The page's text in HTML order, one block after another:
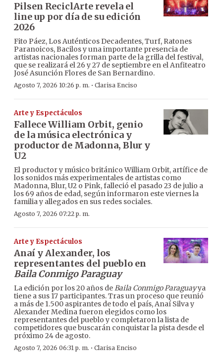
Pilsen ReciclArte revela el
line up por día de su edición
2026
Fito Páez, Los Auténticos Decadentes, Turf, Ratones
Paranoicos, Bacilos y una importante presencia de
artistas nacionales forman parte de la grilla del festival,
que se realizará el 26 y 27 de septiembre en el Anfiteatro
José Asunción Flores de San Bernardino.
Agosto 7, 2026 10:26 p. m. · Clarisa Enciso
Arte y Espectáculos
Fallece William Orbit, genio
de la música electrónica y
productor de Madonna, Blur y
U2
El productor y músico británico William Orbit, artífice de
los sonidos más experimentales de artistas como
Madonna, Blur, U2 o Pink, falleció el pasado 23 de julio a
los 69 años de edad, según informaron este viernes la
familia y allegados en sus redes sociales.
Agosto 7, 2026 07:22 p. m.
Arte y Espectáculos
Anaí y Alexander, los
representantes del pueblo en
Baila Conmigo Paraguay
La edición por los 20 años deBaila Conmigo Paraguayya
tiene a sus 17 participantes. Tras un proceso que reunió
a más de 1.500 aspirantes de todo el país, Anaí Silva y
Alexander Medina fueron elegidos como los
representantes del pueblo y completaron la lista de
competidores que buscarán conquistar la pista desde el
próximo 24 de agosto.
Agosto 7, 2026 06:31 p. m. · Clarisa Enciso